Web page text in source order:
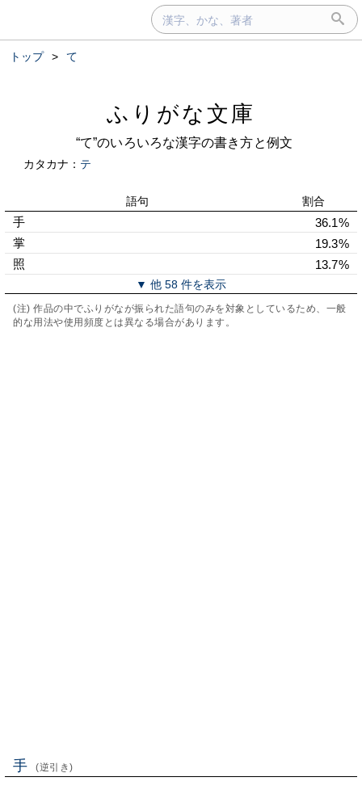
トップ > て
ふりがな文庫
“て”のいろいろな漢字の書き方と例文
カタカナ： テ
語句 割合
手
36.1%
掌
19.3%
照
13.7%
▼ 他 58 件を表示
(注) 作品の中でふりがなが振られた語句のみを対象としているため、一般
的な用法や使用頻度とは異なる場合があります。
手 (逆引き)